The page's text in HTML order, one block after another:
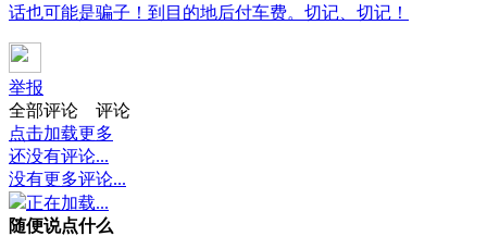
话也可能是骗子！到目的地后付车费。切记、切记！
举报
全部评论
评论
点击加载更多
还没有评论...
没有更多评论...
正在加载...
随便说点什么